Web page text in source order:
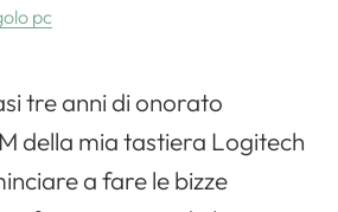
pc
tre anni di onorato
della mia tastiera Logitech
a fare le bizze